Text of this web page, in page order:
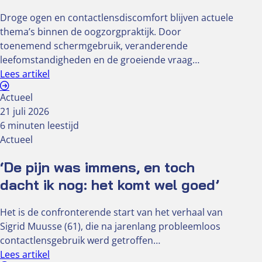
Droge ogen en contactlensdiscomfort blijven actuele
thema’s binnen de oogzorgpraktijk. Door
toenemend schermgebruik, veranderende
leefomstandigheden en de groeiende vraag…
Lees artikel
Actueel
21 juli 2026
6 minuten leestijd
Actueel
‘De pijn was immens, en toch
dacht ik nog: het komt wel goed’
Het is de confronterende start van het verhaal van
Sigrid Muusse (61), die na jarenlang probleemloos
contactlensgebruik werd getroffen…
Lees artikel